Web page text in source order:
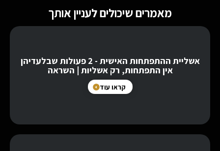
מאמרים שיכולים לעניין אותך
אשליית ההתפתחות האישית - 2 פעולות שבלעדיהן
אין התפתחות, רק אשליות | השראה
קראו עוד